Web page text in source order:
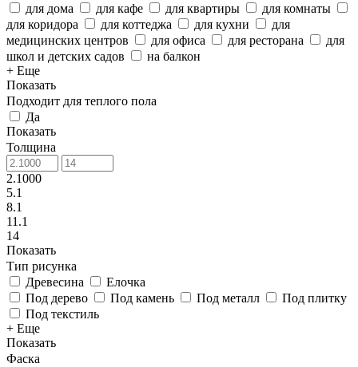
для дома
для кафе для квартиры
для комнаты
для коридора
для коттеджа для кухни
для
медицинских центров
для офиса для ресторана
для
школ и детских садов
на балкон
+ Еще
Показать
Подходит для теплого пола
Да
Показать
Толщина
2.1000
5.1
8.1
11.1
14
Показать
Тип рисунка
Древесина
Елочка
Под дерево
Под камень Под металл
Под плитку
Под текстиль
+ Еще
Показать
Фаска